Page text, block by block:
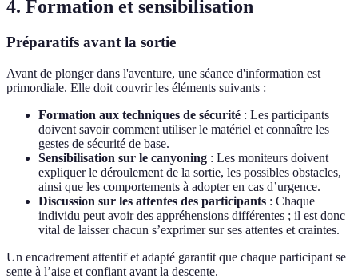
4. Formation et sensibilisation
Préparatifs avant la sortie
Avant de plonger dans l'aventure, une séance d'information est
primordiale. Elle doit couvrir les éléments suivants :
Formation aux techniques de sécurité : Les participants
doivent savoir comment utiliser le matériel et connaître les
gestes de sécurité de base.
Sensibilisation sur le canyoning : Les moniteurs doivent
expliquer le déroulement de la sortie, les possibles obstacles,
ainsi que les comportements à adopter en cas d’urgence.
Discussion sur les attentes des participants : Chaque
individu peut avoir des appréhensions différentes ; il est donc
vital de laisser chacun s’exprimer sur ses attentes et craintes.
Un encadrement attentif et adapté garantit que chaque participant se
sente à l’aise et confiant avant la descente.